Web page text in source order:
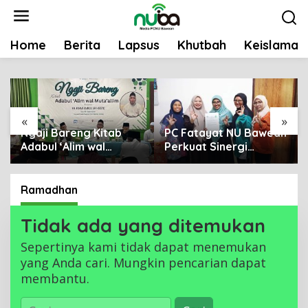
a
Home Berita Lapsus Khutbah Keislaman
« »
Ngaji Bareng Kitab
Adabul ‘Alim wal
Muta’allim, Pengurus
NU Se-Bawean
Perkuat Tradisi
Keilmuan
PC Fatayat NU Bawean
Perkuat Sinergi
dengan DLH Gresik
untuk Pelestarian
Ramadhan
Tidak ada yang ditemukan
Sepertinya kami tidak dapat menemukan
yang Anda cari. Mungkin pencarian dapat
membantu.
C